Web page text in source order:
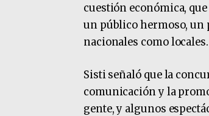
cuestión económica,
un público hermoso, un
nacionales como
Sisti señaló que la
comunicación y la
gente, y algunos